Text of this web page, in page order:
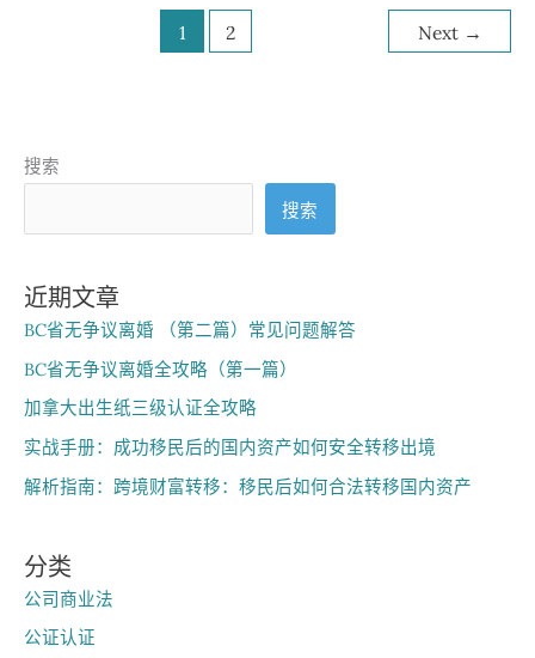
MapleBioTech
业
例
1 2 Next →
搜索
搜索
近期文章
BC省无争议离婚 （第二篇）常见问题解答
BC省无争议离婚全攻略（第一篇）
加拿大出生纸三级认证全攻略
实战手册：成功移民后的国内资产如何安全转移出境
解析指南：跨境财富转移：移民后如何合法转移国内资产
分类
公司商业法
公证认证